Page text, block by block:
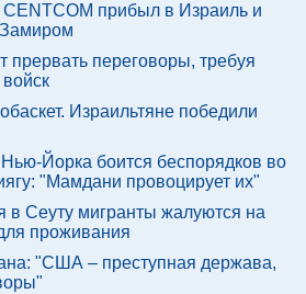
прибыл в Израиль и
прервать переговоры, требуя
Израильтяне победили
Йорка боится беспорядков во
"Мамдани провоцирует их"
в Сеуту мигранты жалуются на
проживания
"США – преступная держава,